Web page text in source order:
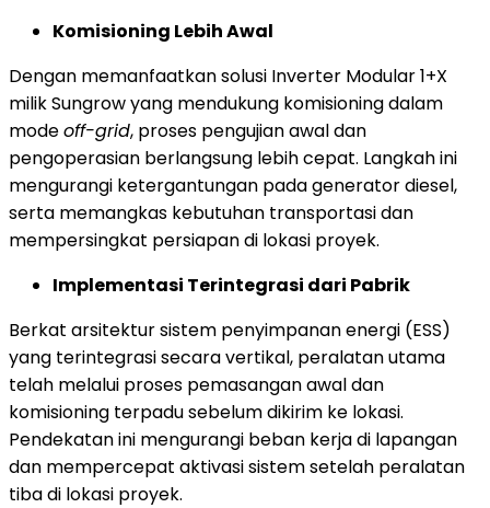
Komisioning Lebih Awal
Dengan memanfaatkan solusi Inverter Modular 1+X
milik Sungrow yang mendukung komisioning dalam
modeoff-grid, proses pengujian awal dan
pengoperasian berlangsung lebih cepat. Langkah ini
mengurangi ketergantungan pada generator diesel,
serta memangkas kebutuhan transportasi dan
mempersingkat persiapan di lokasi proyek.
Implementasi Terintegrasi dari Pabrik
Berkat arsitektur sistem penyimpanan energi (ESS)
yang terintegrasi secara vertikal, peralatan utama
telah melalui proses pemasangan awal dan
komisioning terpadu sebelum dikirim ke lokasi.
Pendekatan ini mengurangi beban kerja di lapangan
dan mempercepat aktivasi sistem setelah peralatan
tiba di lokasi proyek.